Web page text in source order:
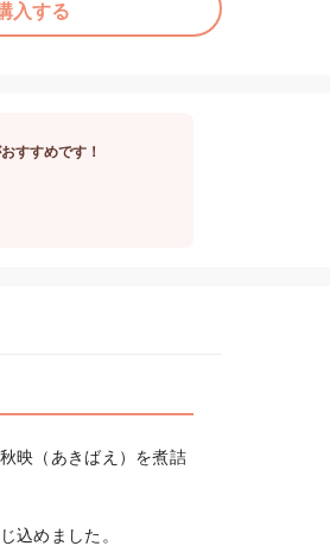
入する
すすめです！
映（あきばえ）を煮詰
込めました。